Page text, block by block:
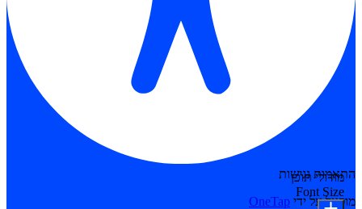
התאמות נגישות
מופעל על ידי OneTap
מודולי תוכן
Font Size